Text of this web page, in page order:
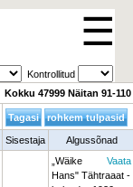
☰
Kontrollitud
Kokku 47999 Näitan 91-110
Sisestaja
Algussõnad
Vaata
„Wäike
Hans" Tähtraaat -